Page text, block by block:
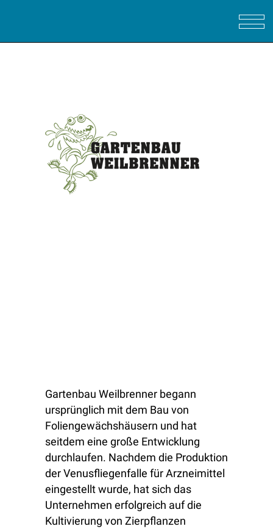
Gartenbau Weilbrenner begann
ursprünglich mit dem Bau von
Foliengewächshäusern und hat
seitdem eine große Entwicklung
durchlaufen. Nachdem die Produktion
der Venusfliegenfalle für Arzneimittel
eingestellt wurde, hat sich das
Unternehmen erfolgreich auf die
Kultivierung von Zierpflanzen